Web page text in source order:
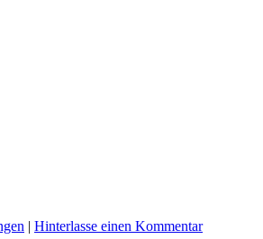
| Hinterlasse einen Kommentar